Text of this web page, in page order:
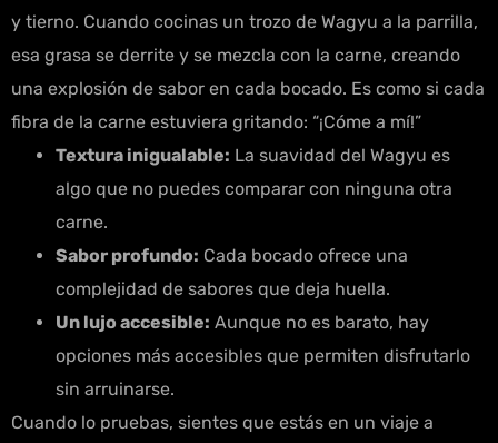
y tierno. Cuando cocinas un trozo de Wagyu a la parrilla,
esa grasa se derrite y se mezcla con la carne, creando
una explosión de sabor en cada bocado. Es como si cada
fibra de la carne estuviera gritando: “¡Cóme a mí!”
Textura inigualable: La suavidad del Wagyu es
algo que no puedes comparar con ninguna otra
carne.
Sabor profundo: Cada bocado ofrece una
complejidad de sabores que deja huella.
Un lujo accesible: Aunque no es barato, hay
opciones más accesibles que permiten disfrutarlo
sin arruinarse.
Cuando lo pruebas, sientes que estás en un viaje a